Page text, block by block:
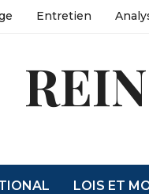
Entretien
LOIS ET